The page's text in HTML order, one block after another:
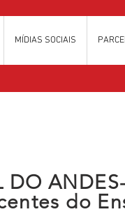
MÍDIAS SOCIAIS
DO
do